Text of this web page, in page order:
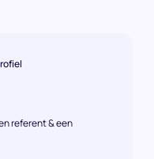
referent & een